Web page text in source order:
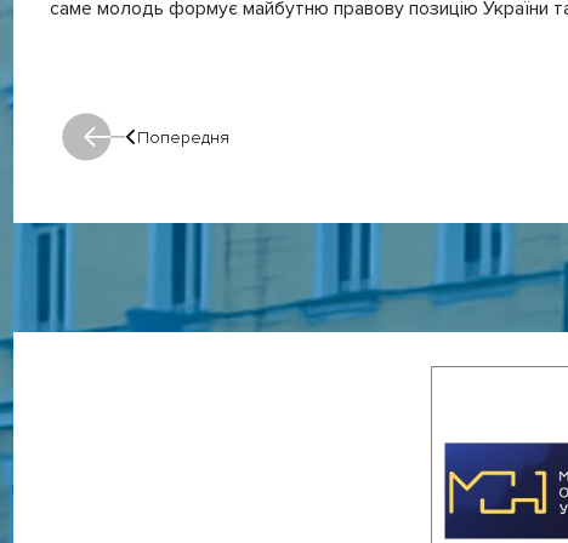
саме молодь формує майбутню правову позицію України та
Попередня
Попередня: Попередня